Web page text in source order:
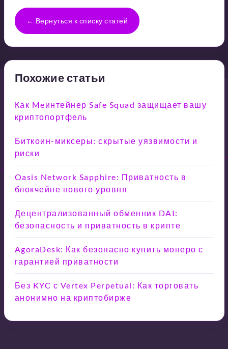
← Вернуться к списку статей
Похожие статьи
Как Meинтейнер Safe Squad защищает вашу
криптопортфель
Биткоин-миксеры: скрытые уязвимости и
риски
Oasis Network Sapphire: Приватность в
блокчейне нового уровня
Децентрализованный обменник DAI:
безопасность и приватность в крипте
AgoraDesk: Как безопасно купить монеро с
гарантией приватности
Без KYC с Vertex Perpetual: Как торговать
анонимно на криптобирже